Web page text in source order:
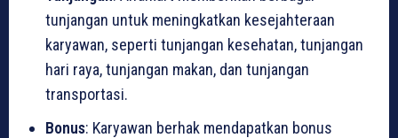
tunjangan untuk meningkatkan kesejahteraan
karyawan, seperti tunjangan kesehatan, tunjangan
hari raya, tunjangan makan, dan tunjangan
transportasi.
Bonus: Karyawan berhak mendapatkan bonus